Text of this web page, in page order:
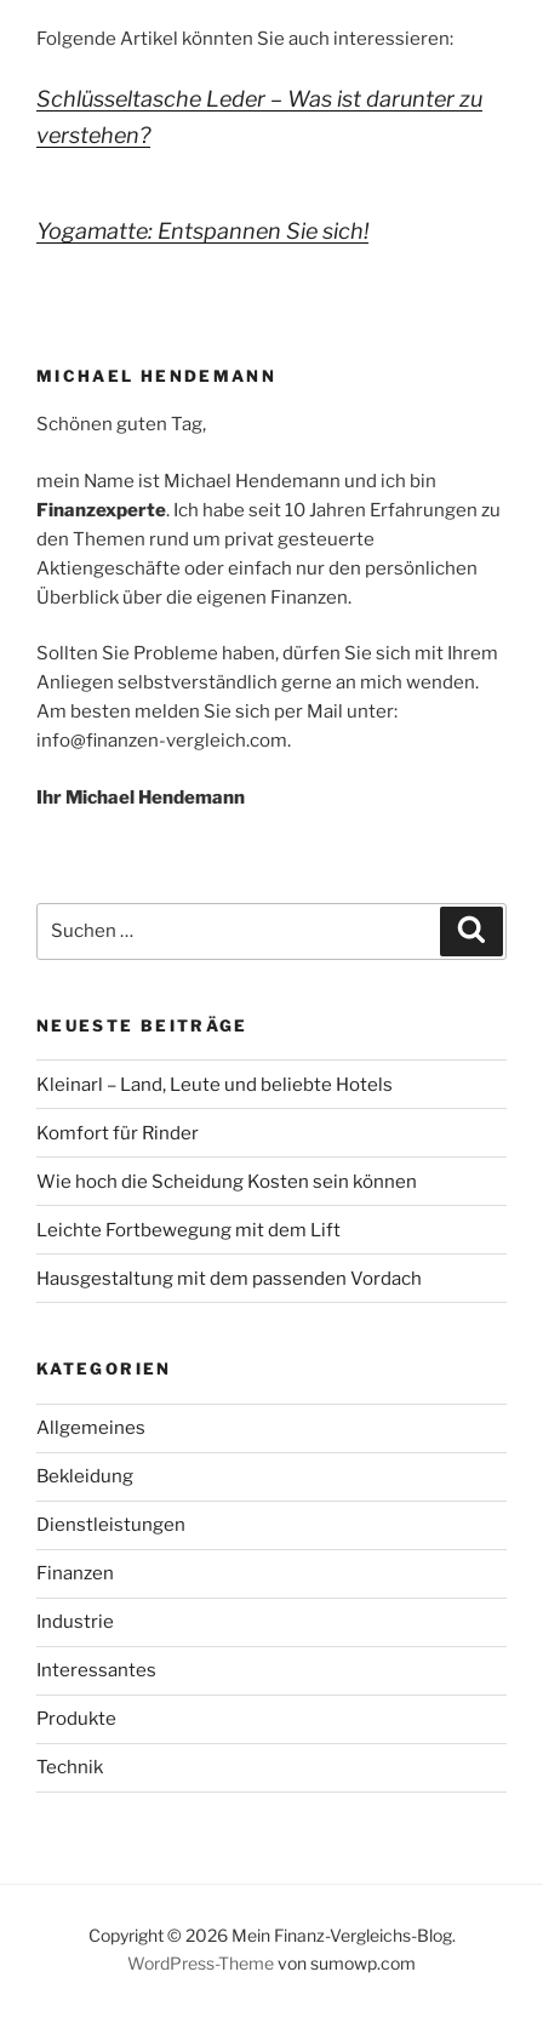
Folgende Artikel könnten Sie auch interessieren:
Schlüsseltasche Leder – Was ist darunter zu
verstehen?
Yogamatte: Entspannen Sie sich!
MICHAEL HENDEMANN
Schönen guten Tag,
mein Name ist Michael Hendemann und ich bin
Finanzexperte. Ich habe seit 10 Jahren Erfahrungen zu
den Themen rund um privat gesteuerte
Aktiengeschäfte oder einfach nur den persönlichen
Überblick über die eigenen Finanzen.
Sollten Sie Probleme haben, dürfen Sie sich mit Ihrem
Anliegen selbstverständlich gerne an mich wenden.
Am besten melden Sie sich per Mail unter:
info@finanzen-vergleich.com.
Ihr Michael Hendemann
nach:
NEUESTE BEITRÄGE
Kleinarl – Land, Leute und beliebte Hotels
Komfort für Rinder
Wie hoch die Scheidung Kosten sein können
Leichte Fortbewegung mit dem Lift
Hausgestaltung mit dem passenden Vordach
KATEGORIEN
Allgemeines
Bekleidung
Dienstleistungen
Finanzen
Industrie
Interessantes
Produkte
Technik
Copyright © 2026 Mein Finanz-Vergleichs-Blog.
WordPress-Themevon sumowp.com